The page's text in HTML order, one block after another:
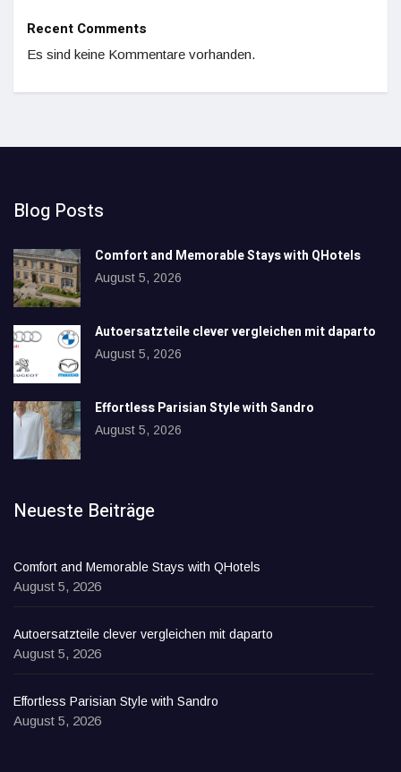
Recent Comments
Es sind keine Kommentare vorhanden.
Blog Posts
Comfort and Memorable Stays with QHotels
August 5, 2026
Autoersatzteile clever vergleichen mit daparto
August 5, 2026
Effortless Parisian Style with Sandro
August 5, 2026
Neueste Beiträge
Comfort and Memorable Stays with QHotels
August 5, 2026
Autoersatzteile clever vergleichen mit daparto
August 5, 2026
Effortless Parisian Style with Sandro
August 5, 2026